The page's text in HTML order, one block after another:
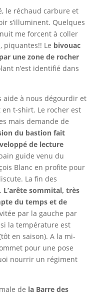
le réchaud carbure et
s’illuminent. Quelques
me forcent à coller
piquantes!! Le bivouac
une zone de rocher
n’est identifié dans
aide à nous dégourdir et
t-shirt. Le rocher est
mais demande de
du bastion fait
de lecture
guide venu du
Blanc en profite pour
La fin des
L’arête sommital, très
du temps et de
par la gauche par
la température est
en saison). A la mi-
pour une pose
nourrir un régiment
de la Barre des